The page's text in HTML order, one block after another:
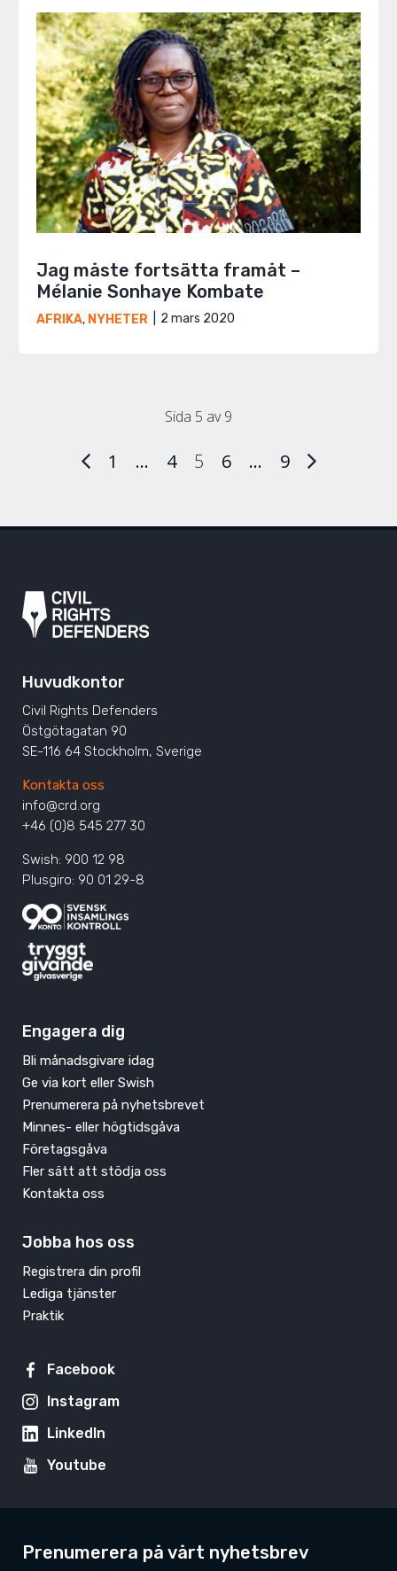
Jag måste fortsätta framåt –
Mélanie Sonhaye Kombate
AFRIKA, NYHETER 2 mars 2020
Sida 5 av 9
1 … 4 5 6 … 9
Huvudkontor
Civil Rights Defenders
Östgötagatan 90
SE-116 64 Stockholm, Sverige
Kontakta oss
info@crd.org
+46 (0)8 545 277 30
Swish: 900 12 98
Plusgiro: 90 01 29-8
Engagera dig
Bli månadsgivare idag
Ge via kort eller Swish
Prenumerera på nyhetsbrevet
Minnes- eller högtidsgåva
Företagsgåva
Fler sätt att stödja oss
Kontakta oss
Jobba hos oss
Registrera din profil
Lediga tjänster
Praktik
Facebook
Instagram
LinkedIn
Youtube
Prenumerera på vårt nyhetsbrev